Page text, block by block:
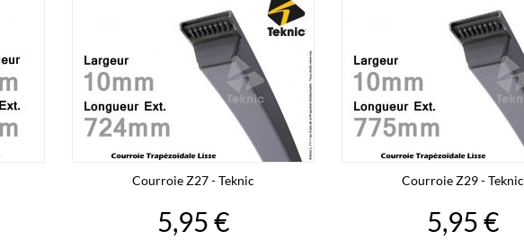
Courroie Z27 - Teknic
5,95 €
Courroie Z29 - Teknic
5,95 €